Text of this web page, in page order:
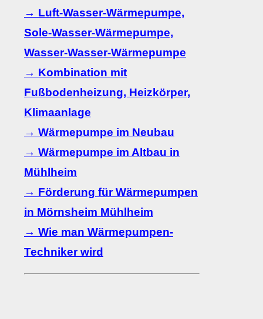
→ Luft-Wasser-Wärmepumpe,
Sole-Wasser-Wärmepumpe,
Wasser-Wasser-Wärmepumpe
→ Kombination mit
Fußbodenheizung, Heizkörper,
Klimaanlage
→ Wärmepumpe im Neubau
→ Wärmepumpe im Altbau in
Mühlheim
→ Förderung für Wärmepumpen
in Mörnsheim Mühlheim
→ Wie man Wärmepumpen-
Techniker wird